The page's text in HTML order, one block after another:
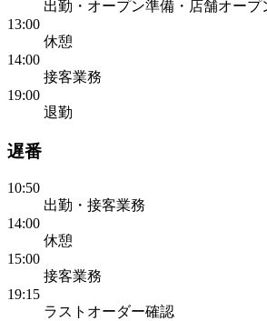
出勤・オープン準備・店舗オー
13:00
休憩
14:00
接客業務
19:00
退勤
遅番
10:50
出勤・接客業務
14:00
休憩
15:00
接客業務
19:15
ラストオーダー確認